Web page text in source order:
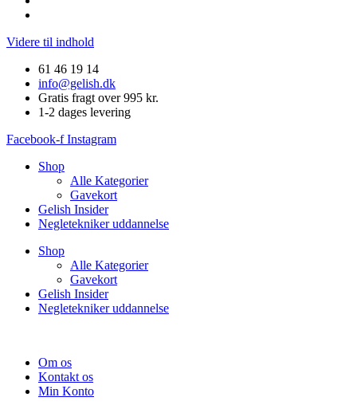
Videre til indhold
61 46 19 14
info@gelish.dk
Gratis fragt over 995 kr.
1-2 dages levering
Facebook-f Instagram
Shop
Alle Kategorier
Gavekort
Gelish Insider
Negletekniker uddannelse
Shop
Alle Kategorier
Gavekort
Gelish Insider
Negletekniker uddannelse
Om os
Kontakt os
Min Konto